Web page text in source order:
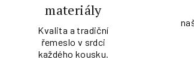
materiály
Kvalita a tradiční
řemeslo v srdci
každého kousku.